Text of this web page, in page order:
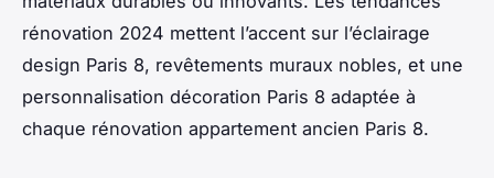
rénovation 2024 mettent l’accent sur l’éclairage
design Paris 8, revêtements muraux nobles, et une
personnalisation décoration Paris 8 adaptée à
chaque rénovation appartement ancien Paris 8.